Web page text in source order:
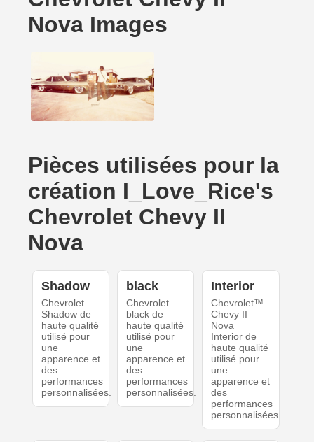
Nova Images
Pièces utilisées pour la
création I_Love_Rice's
Chevrolet Chevy II
Nova
Shadow
Chevrolet
Shadow de
haute qualité
utilisé pour
une
apparence et
des
performances
personnalisées.
black
Chevrolet
black de
haute qualité
utilisé pour
une
apparence et
des
performances
personnalisées.
Interior
Chevrolet™
Chevy II
Nova
Interior de
haute qualité
utilisé pour
une
apparence et
des
performances
personnalisées.